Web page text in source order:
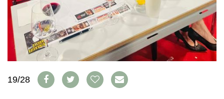
ABO
WEINSUCHE
NEWSLETTER
WINE TRADE CLUB
REDAKTION
WERBUNG
19/28